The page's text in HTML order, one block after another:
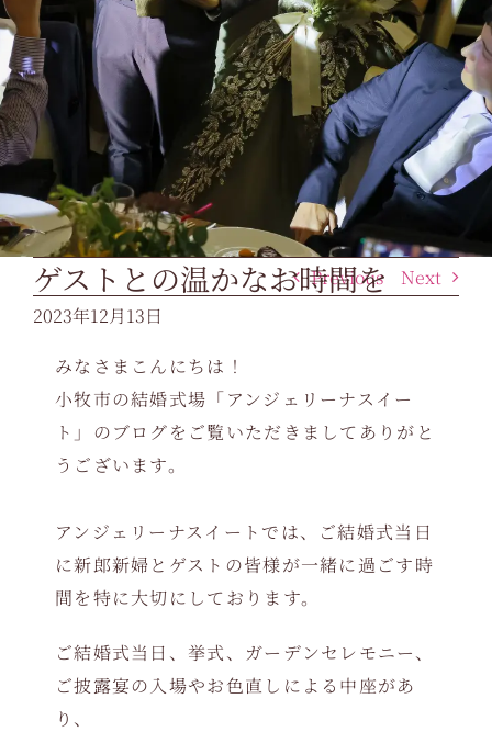
Previous Next
ゲストとの温かなお時間を
2023年12月13日
みなさまこんにちは！
小牧市の結婚式場「アンジェリーナスイー
ト」のブログをご覧いただきましてありがと
うございます。
アンジェリーナスイートでは、ご結婚式当日
に新郎新婦とゲストの皆様が一緒に過ごす時
間を特に大切にしております。
ご結婚式当日、挙式、ガーデンセレモニー、
ご披露宴の入場やお色直しによる中座があ
り、